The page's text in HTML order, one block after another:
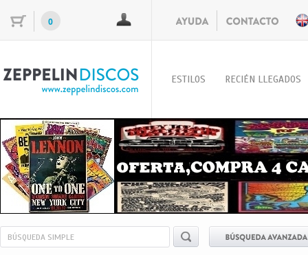
0
ESTILOS RECIÉN LLEGADOS